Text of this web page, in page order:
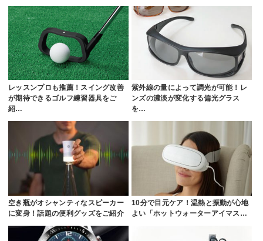
レッスンプロも推薦！スイング改善
が期待できるゴルフ練習器具をご
紹…
紫外線の量によって調光が可能！レ
ンズの濃淡が変化する偏光グラス
を…
空き瓶がオシャンティなスピーカー
に変身！話題の便利グッズをご紹介
10分で目元ケア！温熱と振動が心地
よい「ホットウォーターアイマス…